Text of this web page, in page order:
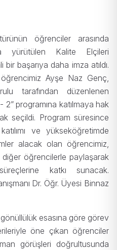
öğrenciler arasında
yürütülen Kalite Elçileri
bir başarıya daha imza atıldı.
Ayşe Naz Genç,
tarafından düzenlenen
2” programına katılmaya hak
seçildi. Program süresince
ve yükseköğretimde
alacak olan öğrencimiz,
öğrencilerle paylaşarak
katkı sunacak.
Dr. Öğr. Üyesi Binnaz
esasına göre görev
öne çıkan öğrenciler
görüşleri doğrultusunda